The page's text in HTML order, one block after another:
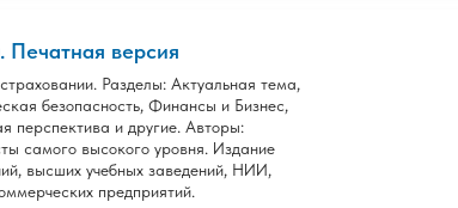
Печатная версия
Разделы: Актуальная тема,
безопасность, Финансы и Бизнес,
перспектива и другие. Авторы:
самого высокого уровня. Издание
высших учебных заведений, НИИ,
предприятий.